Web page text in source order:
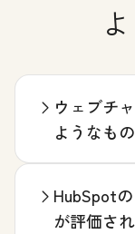
ウェブチ
ようなも
HubSpot
が評価さ